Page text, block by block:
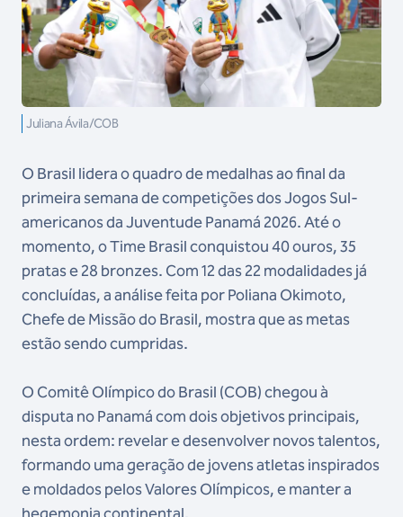
Juliana Ávila/COB
O Brasil lidera o quadro de medalhas ao final da
primeira semana de competições dos Jogos Sul-
americanos da Juventude Panamá 2026. Até o
momento, o Time Brasil conquistou 40 ouros, 35
pratas e 28 bronzes. Com 12 das 22 modalidades já
concluídas, a análise feita por Poliana Okimoto,
Chefe de Missão do Brasil, mostra que as metas
estão sendo cumpridas.
O Comitê Olímpico do Brasil (COB) chegou à
disputa no Panamá com dois objetivos principais,
nesta ordem: revelar e desenvolver novos talentos,
formando uma geração de jovens atletas inspirados
e moldados pelos Valores Olímpicos, e manter a